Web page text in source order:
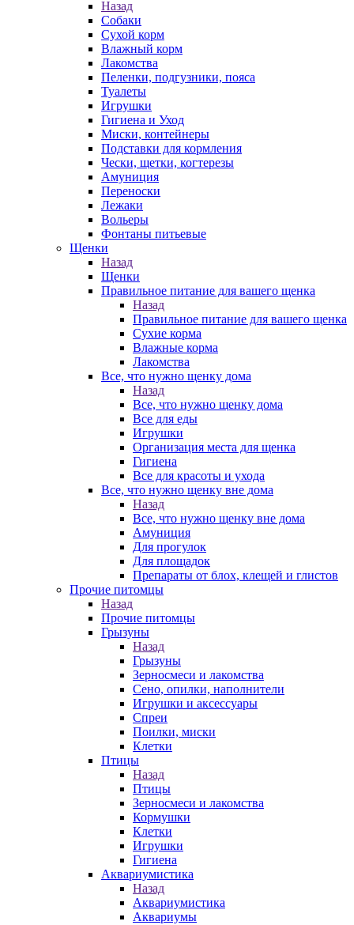
Назад
Собаки
Сухой корм
Влажный корм
Лакомства
Пеленки, подгузники, пояса
Туалеты
Игрушки
Гигиена и Уход
Миски, контейнеры
Подставки для кормления
Чески, щетки, когтерезы
Амуниция
Переноски
Лежаки
Вольеры
Фонтаны питьевые
Щенки
Назад
Щенки
Правильное питание для вашего щенка
Назад
Правильное питание для вашего щенка
Сухие корма
Влажные корма
Лакомства
Все, что нужно щенку дома
Назад
Все, что нужно щенку дома
Все для еды
Игрушки
Организация места для щенка
Гигиена
Все для красоты и ухода
Все, что нужно щенку вне дома
Назад
Все, что нужно щенку вне дома
Амуниция
Для прогулок
Для площадок
Препараты от блох, клещей и глистов
Прочие питомцы
Назад
Прочие питомцы
Грызуны
Назад
Грызуны
Зерносмеси и лакомства
Сено, опилки, наполнители
Игрушки и аксессуары
Спреи
Поилки, миски
Клетки
Птицы
Назад
Птицы
Зерносмеси и лакомства
Кормушки
Клетки
Игрушки
Гигиена
Аквариумистика
Назад
Аквариумистика
Аквариумы